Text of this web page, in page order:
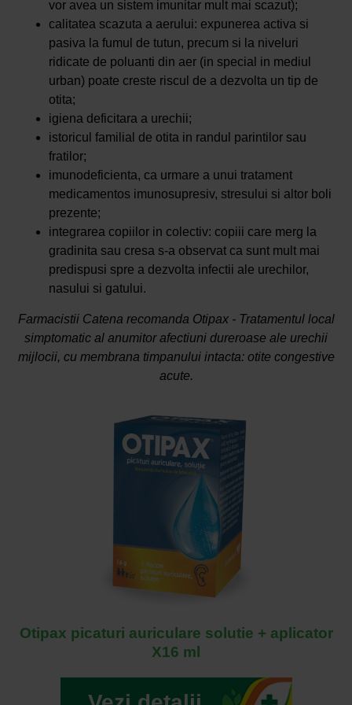
vor avea un sistem imunitar mult mai scazut);
calitatea scazuta a aerului: expunerea activa si
pasiva la fumul de tutun, precum si la niveluri
ridicate de poluanti din aer (in special in mediul
urban) poate creste riscul de a dezvolta un tip de
otita;
igiena deficitara a urechii;
istoricul familial de otita in randul parintilor sau
fratilor;
imunodeficienta, ca urmare a unui tratament
medicamentos imunosupresiv, stresului si altor boli
prezente;
integrarea copiilor in colectiv: copiii care merg la
gradinita sau cresa s-a observat ca sunt mult mai
predispusi spre a dezvolta infectii ale urechilor,
nasului si gatului.
Farmacistii Catena recomanda Otipax - Tratamentul local
simptomatic al anumitor afectiuni dureroase ale urechii
mijlocii, cu membrana timpanului intacta: otite congestive
acute.
Otipax picaturi auriculare solutie + aplicator
X16 ml